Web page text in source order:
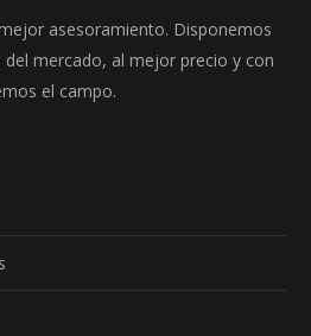
asesoramiento. Disponemos
mercado, al mejor precio y con
el campo.